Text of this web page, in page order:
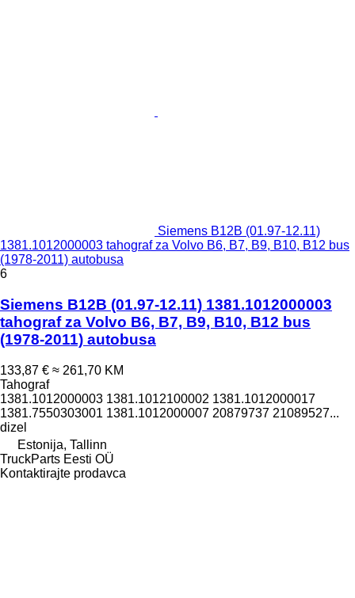
Siemens B12B (01.97-12.11)
1381.1012000003 tahograf za Volvo B6, B7, B9, B10, B12 bus
(1978-2011) autobusa
6
Siemens B12B (01.97-12.11) 1381.1012000003
tahograf za Volvo B6, B7, B9, B10, B12 bus
(1978-2011) autobusa
133,87 € ≈ 261,70 KM
Tahograf
1381.1012000003 1381.1012100002 1381.1012000017
1381.7550303001 1381.1012000007 20879737 21089527...
dizel
Estonija, Tallinn
TruckParts Eesti OÜ
Kontaktirajte prodavca